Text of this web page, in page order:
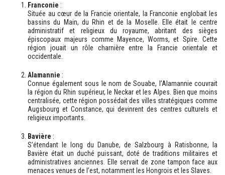
Franconie :
Située au cœur de la Francie orientale, la Franconie englobait les
bassins du Main, du Rhin et de la Moselle. Elle était le centre
administratif et religieux du royaume, abritant des sièges
épiscopaux majeurs comme Mayence, Worms, et Spire. Cette
région jouait un rôle charnière entre la Francie orientale et
occidentale.
Alamannie :
Connue également sous le nom de Souabe, l’Alamannie couvrait
la région du Rhin supérieur, le Neckar et les Alpes. Bien que moins
centralisée, cette région possédait des villes stratégiques comme
Augsbourg et Constance, qui devinrent des centres culturels et
religieux importants.
Bavière :
S’étendant le long du Danube, de Salzbourg à Ratisbonne, la
Bavière était un duché puissant, doté de traditions militaires et
administratives anciennes. Elle servait de zone tampon face aux
menaces venues de l’est, notamment les Hongrois et les Slaves.